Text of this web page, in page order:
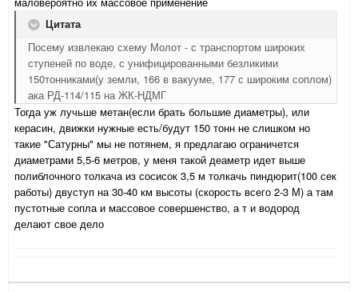
Цитата
Посему извлекаю схему Молот - с транспортом широких
ступеней по воде, с унифицированными безликими
150тонниками(у земли, 166 в вакууме, 177 с широким соплом)
ака РД-114/115 на ЖК-НДМГ
Тогда уж лучьше метан(если брать большие диаметры), или
керасин, движки нужные есть/будут 150 тонн не слишком но
такие "Сатурны" мы не потянем, я предлагаю ограничется
диаметрами 5,5-6 метров, у меня такой деаметр идет выше
полиблочного толкача из сосисок 3,5 м толкачь пиндюрит(100 сек
работы) двуступ на 30-40 км высоты (скорость всего 2-3 М) а там
пустотные сопла и массовое совершенство, а т и водород
делают свое дело